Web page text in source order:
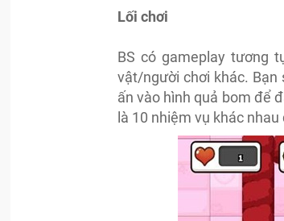
Lối chơi
BS có gameplay tương
vật/người chơi khác. Bạn
ấn vào hình quả bom để
là 10 nhiệm vụ khác